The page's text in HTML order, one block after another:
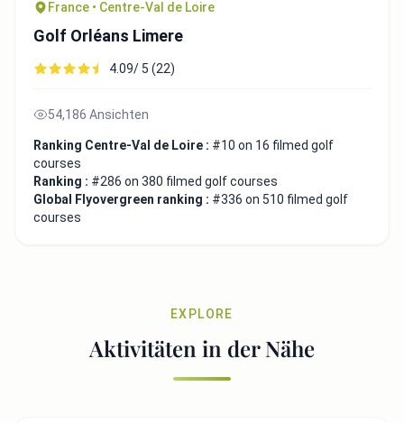
France • Centre-Val de Loire
Golf Orléans Limere
4.09/ 5 (22)
54,186 Ansichten
Ranking Centre-Val de Loire : #10 on 16 filmed golf
courses
Ranking : #286 on 380 filmed golf courses
Global Flyovergreen ranking : #336 on 510 filmed golf
courses
EXPLORE
Aktivitäten in der Nähe